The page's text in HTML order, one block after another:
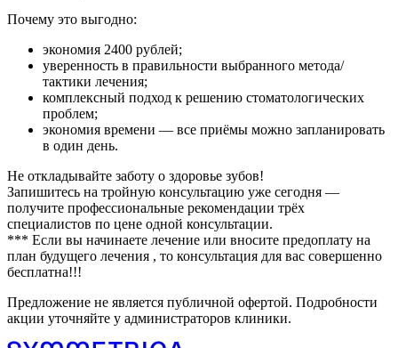
Почему это выгодно:
экономия 2400 рублей;
уверенность в правильности выбранного метода/
тактики лечения;
комплексный подход к решению стоматологических
проблем;
экономия времени — все приёмы можно запланировать
в один день.
Не откладывайте заботу о здоровье зубов!
Запишитесь на тройную консультацию уже сегодня —
получите профессиональные рекомендации трёх
специалистов по цене одной консультации.
*** Если вы начинаете лечение или вносите предоплату на
план будущего лечения , то консультация для вас совершенно
бесплатна!!!
Предложение не является публичной офертой. Подробности
акции уточняйте у администраторов клиники.